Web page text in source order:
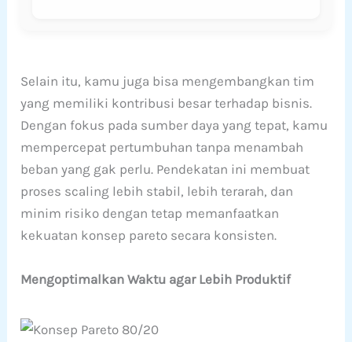
Selain itu, kamu juga bisa mengembangkan tim
yang memiliki kontribusi besar terhadap bisnis.
Dengan fokus pada sumber daya yang tepat, kamu
mempercepat pertumbuhan tanpa menambah
beban yang gak perlu. Pendekatan ini membuat
proses scaling lebih stabil, lebih terarah, dan
minim risiko dengan tetap memanfaatkan
kekuatan konsep pareto secara konsisten.
Mengoptimalkan Waktu agar Lebih Produktif